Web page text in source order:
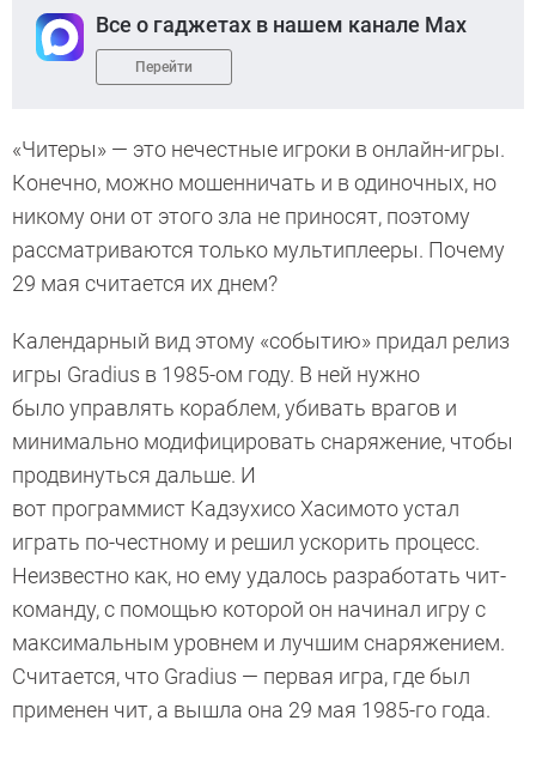
Все о гаджетах в нашем канале Max
Перейти
«Читеры» — это нечестные игроки в онлайн-игры.
Конечно, можно мошенничать и в одиночных, но
никому они от этого зла не приносят, поэтому
рассматриваются только мультиплееры. Почему
29 мая считается их днем?
Календарный вид этому «событию» придал релиз
игры Gradius в 1985-ом году. В ней нужно
было управлять кораблем, убивать врагов и
минимально модифицировать снаряжение, чтобы
продвинуться дальше. И
вот программист Кадзухисо Хасимото устал
играть по-честному и решил ускорить процесс.
Неизвестно как, но ему удалось разработать чит-
команду, с помощью которой он начинал игру с
максимальным уровнем и лучшим снаряжением.
Считается, что Gradius — первая игра, где был
применен чит, а вышла она 29 мая 1985-го года.